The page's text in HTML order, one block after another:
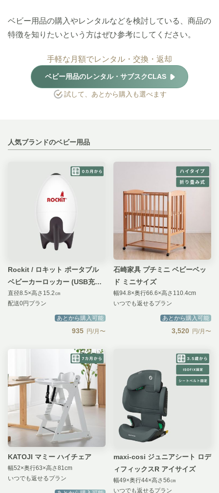
ベビー用品の購入やレンタルなどを検討している、商品の
特徴を知りたいという方はぜひ参考にしてください。
手軽な月額でレンタル・交換・返却
ベビー用品のレンタル・サブスクCLAS
試して、あとから購入も選べます
人気ブランドのベビー用品
Rockit / ロキット ポータブル
ベビーカーロッカー (USB充電
式)
直径8.5×高さ15.2㎝
配送0円プラン
あとから購入可能
935 円/月〜
石崎家具 プチミニ ベビーベッ
ド ミニサイズ
幅94.8×奥行66.6×高さ110.4cm
いつでも返せるプラン
あとから購入可能
3,520 円/月〜
KATOJI マミー ハイチェア
幅52×奥行63×高さ81cm
いつでも返せるプラン
maxi-cosi ジュニアシート ロデ
ィフィックスR アイサイズ
幅49×奥行44×高さ56㎝
いつでも返せるプラン